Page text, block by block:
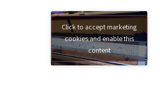
Click to accept marketing
cookies and enable this
content